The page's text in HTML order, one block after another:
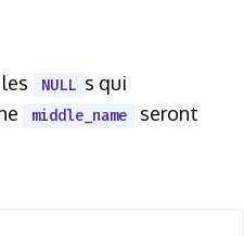
les NULL s qui
middle_name
seront